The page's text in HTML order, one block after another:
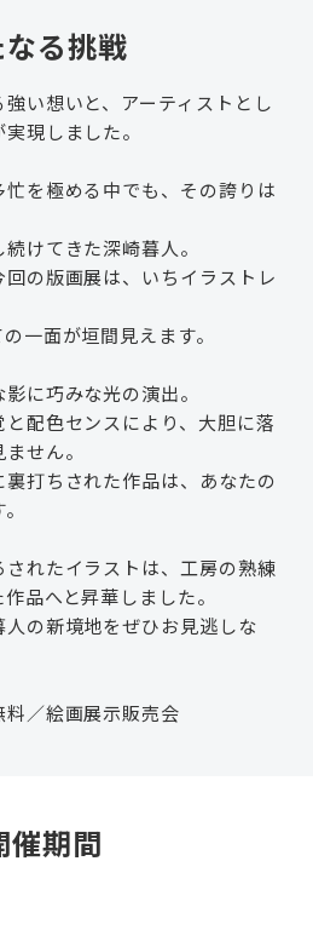
る挑戦
い想いと、アーティストとし
現しました。
を極める中でも、その誇りは
けてきた深崎暮人。
の版画展は、いちイラストレ
一面が垣間見えます。
に巧みな光の演出。
配色センスにより、大胆に落
せん。
打ちされた作品は、あなたの
れたイラストは、工房の熟練
品へと昇華しました。
の新境地をぜひお見逃しな
料／絵画展示販売会
催期間